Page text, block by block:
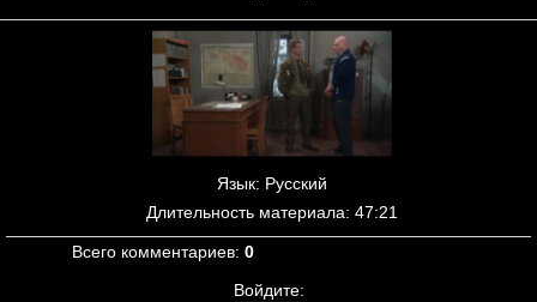
Язык: Русский
Длительность материала: 47:21
Всего комментариев: 0
Войдите: